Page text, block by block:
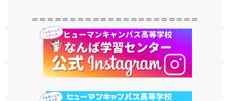
＝＝＝＝＝＝＝＝＝＝＝＝＝＝＝＝＝＝＝＝＝＝